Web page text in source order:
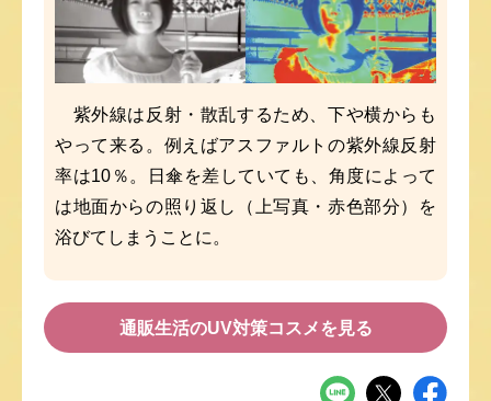
紫外線は反射・散乱するため、下や横からも
やって来る。例えばアスファルトの紫外線反射
率は10％。日傘を差していても、角度によって
は地面からの照り返し（上写真・赤色部分）を
浴びてしまうことに。
通販生活のUV対策コスメを見る